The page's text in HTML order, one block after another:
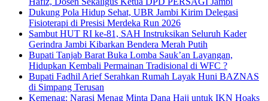
Dukung Pola Hidup Sehat, UBR Jambi Kirim Delegasi
Fisioterapi di Presisi Merdeka Run 2026
Sambut HUT RI ke-81, SAH Instruksikan Seluruh Kader
Gerindra Jambi Kibarkan Bendera Merah Putih
Bupati Tanjab Barat Buka Lomba Sauk’an Layangan,
Hidupkan Kembali Permainan Tradisional di WFC ?
Bupati Fadhil Arief Serahkan Rumah Layak Huni BAZNAS
di Simpang Terusan
Kemenag: Narasi Menag Minta Dana Haji untuk IKN Hoaks